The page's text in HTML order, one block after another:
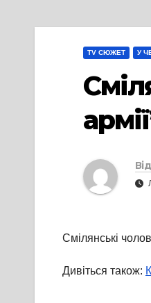
TV СЮЖЕТ У
Від
Смілянські
Дивіться також: